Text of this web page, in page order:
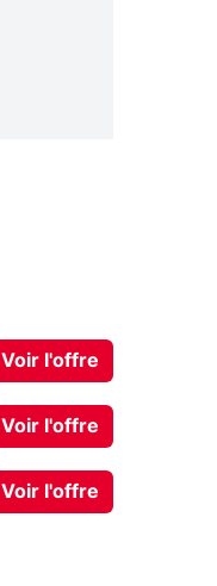
Voir l'offre
Voir l'offre
Voir l'offre